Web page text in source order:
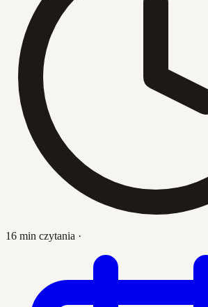
16 min czytania ·